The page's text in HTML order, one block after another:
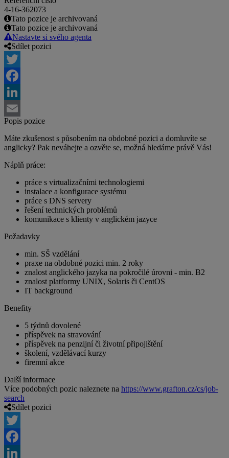
4-16-362073
Tato pozice je archivovaná
Tato pozice je archivovaná
Nastavte si svého agenta
Sdílet pozici
Twitter
Facebook
LinkedIn
Email
Popis pozice
Máte zkušenost s působením na obdobné pozici a domluvíte se
anglicky? Pak neváhejte a ozvěte se, možná hledáme právě Vás!
Náplň práce:
práce s virtualizačními technologiemi
instalace a konfigurace systému
práce s DNS servery
řešení technických problémů
komunikace s klienty v anglickém jazyce
Požadavky
min. SŠ vzdělání
praxe na obdobné pozici min. 2 roky
znalost anglického jazyka na pokročilé úrovni - min. B2
znalost platformy UNIX, Solaris či CentOS
IT background
Benefity
5 týdnů dovolené
příspěvek na stravování
příspěvek na penzijní či životní připojištění
školení, vzdělávací kurzy
firemní akce
Další informace
Více podobných pozic naleznete na https://www.grafton.cz/cs/job-
search
Sdílet pozici
Twitter
Facebook